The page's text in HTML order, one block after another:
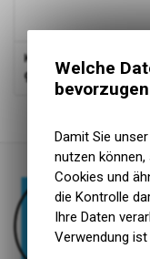
Kinaku Hundeleine
99.00 CHF
Welche
Damit Sie
nutzen
Cookies und
die Kontrolle
Ihre Daten
Verwendung